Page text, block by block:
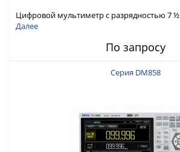
Цифровой мультиметр с разрядностью 7 ½
Далее
По запросу
Серия DM858